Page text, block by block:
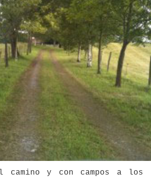
y con campos a los